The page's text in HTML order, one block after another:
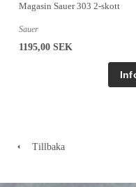
Magasin Sauer 303 2-skott
Sauer
1195,00 SEK
Tillbaka